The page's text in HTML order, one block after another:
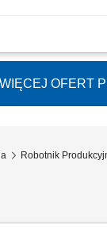
w której możesz
przy pakowaniu i
się zajmować? Dla
osób
OFERT
Robotnik